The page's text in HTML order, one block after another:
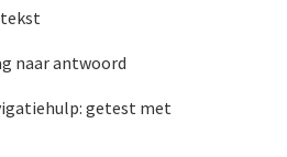
naar antwoord
getest met